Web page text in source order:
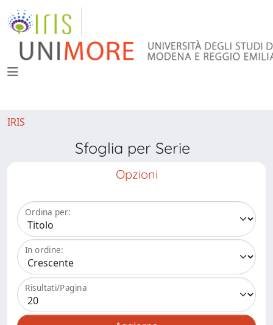
IRIS
Sfoglia per Serie
Opzioni
Ordina per:
In ordine:
Risultati/Pagina